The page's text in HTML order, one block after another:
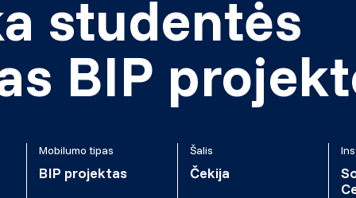
studentės
BIP
Mobilumo tipas
BIP projektas
Šalis
Čekija